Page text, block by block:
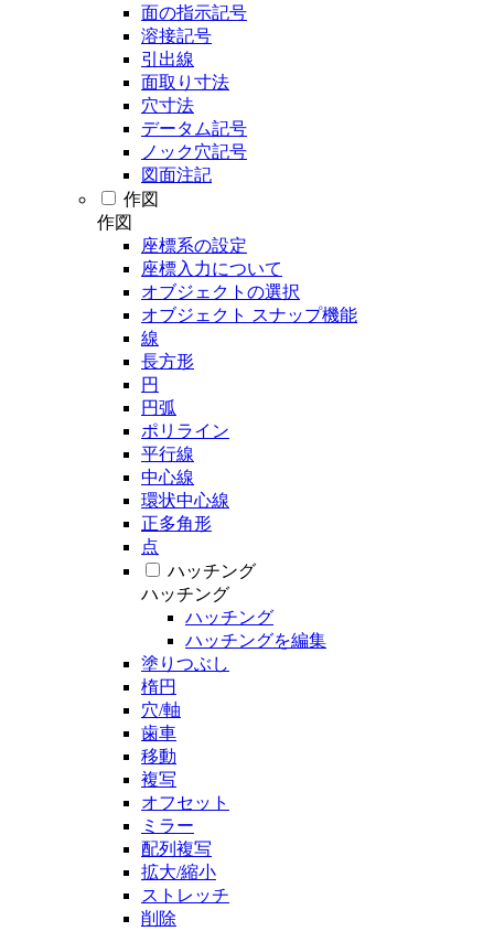
面の指示記号
溶接記号
引出線
面取り寸法
穴寸法
データム記号
ノック穴記号
図面注記
作図
作図
座標系の設定
座標入力について
オブジェクトの選択
オブジェクト スナップ機能
線
長方形
円
円弧
ポリライン
平行線
中心線
環状中心線
正多角形
点
ハッチング
ハッチング
ハッチング
ハッチングを編集
塗りつぶし
楕円
穴/軸
歯車
移動
複写
オフセット
ミラー
配列複写
拡大/縮小
ストレッチ
削除